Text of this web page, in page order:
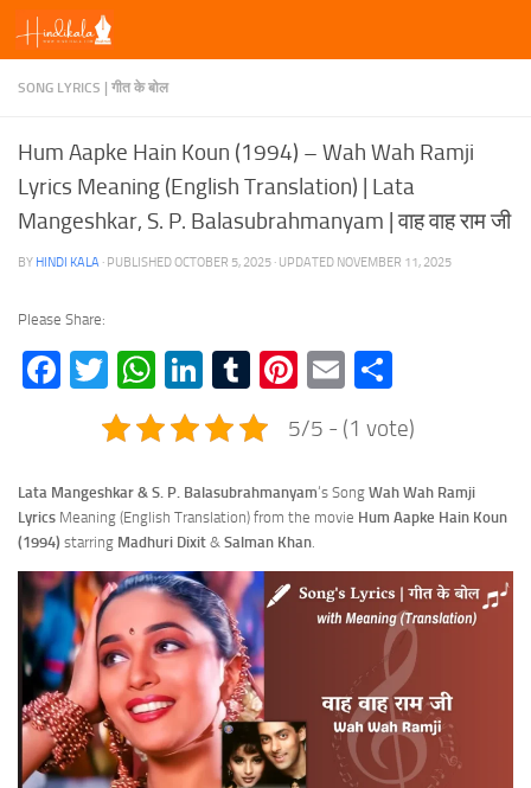
Skip to content
SONG LYRICS | गीत के बोल
Hum Aapke Hain Koun (1994) – Wah Wah Ramji
Lyrics Meaning (English Translation) | Lata
Mangeshkar, S. P. Balasubrahmanyam | वाह वाह राम जी
BY HINDI KALA · PUBLISHEDOCTOBER 5, 2025 · UPDATED NOVEMBER 11, 2025
Please Share:
Facebook
TwitterWhatsApp
LinkedIn
TumblrPinterest
Email
5/5 - (1 vote)
Lata Mangeshkar & S. P. Balasubrahmanyam‘s Song Wah Wah Ramji
Lyrics Meaning (English Translation) from the movie Hum Aapke Hain Koun
(1994) starring Madhuri Dixit & Salman Khan.